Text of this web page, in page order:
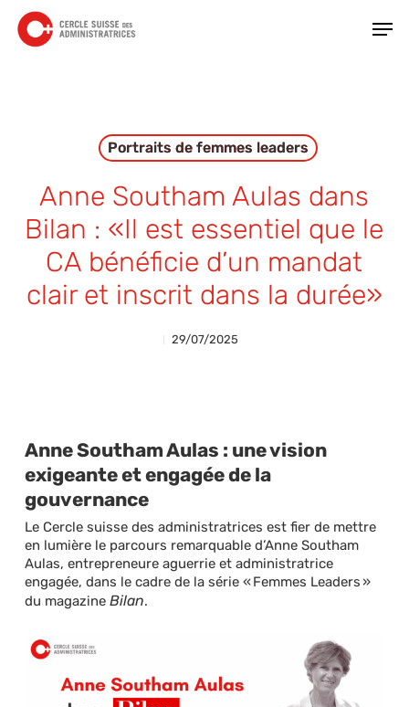
main
Portraits de femmes leaders
Anne Southam Aulas dans
Bilan : «Il est essentiel que le
CA bénéficie d’un mandat
clair et inscrit dans la durée»
29/07/2025
Anne Southam Aulas : une vision
exigeante et engagée de la
gouvernance
Le Cercle suisse des administratrices est fier de mettre
en lumière le parcours remarquable d’Anne Southam
Aulas, entrepreneure aguerrie et administratrice
engagée, dans le cadre de la série « Femmes Leaders »
du magazine Bilan.